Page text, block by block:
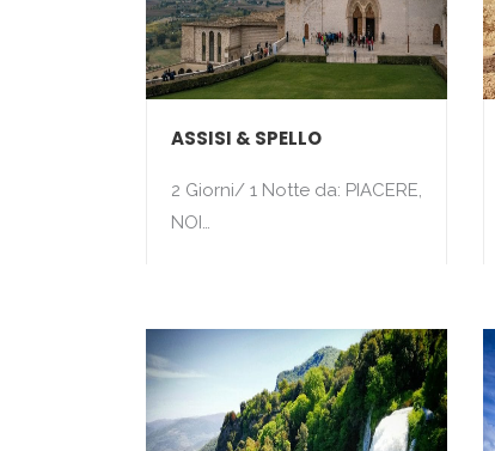
ASSISI & SPELLO
2 Giorni/ 1 Notte da: PIACERE,
NOI…